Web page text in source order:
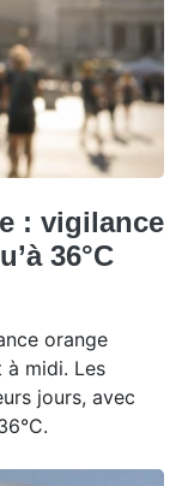
: vigilance
36°C
orange
midi. Les
jours, avec